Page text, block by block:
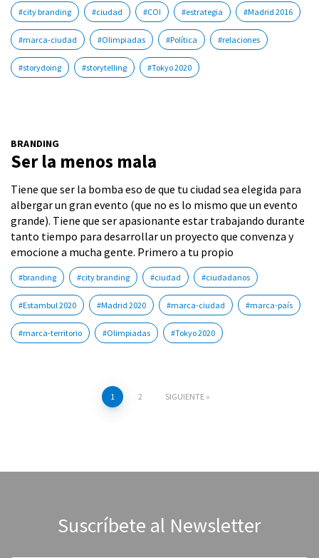
#city branding #ciudad #COI #estrategia #Madrid 2016
#marca-ciudad #Olimpiadas #Política #relaciones
#storydoing #storytelling #Tokyo 2020
BRANDING
Ser la menos mala
Tiene que ser la bomba eso de que tu ciudad sea elegida para
albergar un gran evento (que no es lo mismo que un evento
grande). Tiene que ser apasionante estar trabajando durante
tanto tiempo para desarrollar un proyecto que convenza y
emocione a mucha gente. Primero a tu propio
#branding #city branding #ciudad #ciudadanos
#Estambul 2020 #Madrid 2020 #marca-ciudad #marca-país
#marca-territorio #Olimpiadas #Tokyo 2020
Navegación
1 2 SIGUIENTE
Suscríbete al Newsletter